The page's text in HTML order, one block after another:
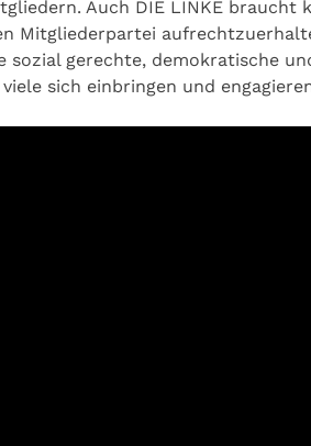
Auch DIE LINKE
Mitgliederpartei
sozial gerechte, demokratische
sich einbringen und